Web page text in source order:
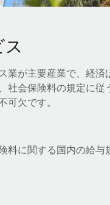
業が主要産業で、経
社会保険料の規定に
可欠です。
料に関する国内の給